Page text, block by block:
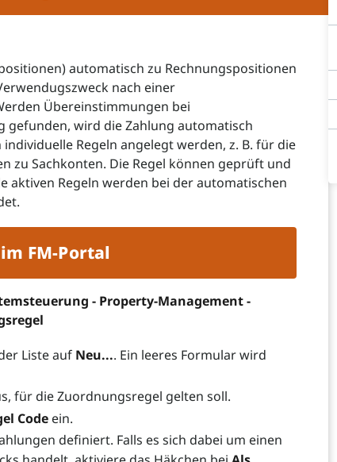
automatisch zu Rechnungspositionen
nach einer
Übereinstimmungen bei
gefunden, wird die Zahlung automatisch
Regeln angelegt werden, z. B. für die
zu Sachkonten. Die Regel können geprüft und
aktiven Regeln werden bei der automatischen
FM-Portal
- Property-Management -
Liste auf Neu.... Ein leeres Formular wird
für die Zuordnungsregel gelten soll.
Code ein.
definiert. Falls es sich dabei um einen